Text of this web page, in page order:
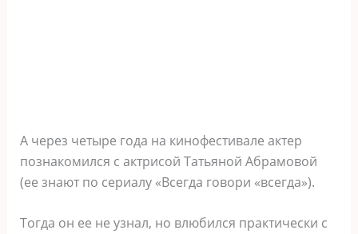
А через четыре года на кинофестивале актер
познакомился с актрисой Татьяной Абрамовой
(ее знают по сериалу «Всегда говори «всегда»).
Тогда он ее не узнал, но влюбился практически с